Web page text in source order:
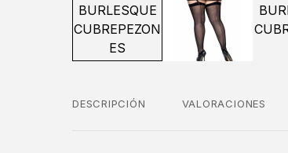
DESCRIPCIÓN VALORACIONES